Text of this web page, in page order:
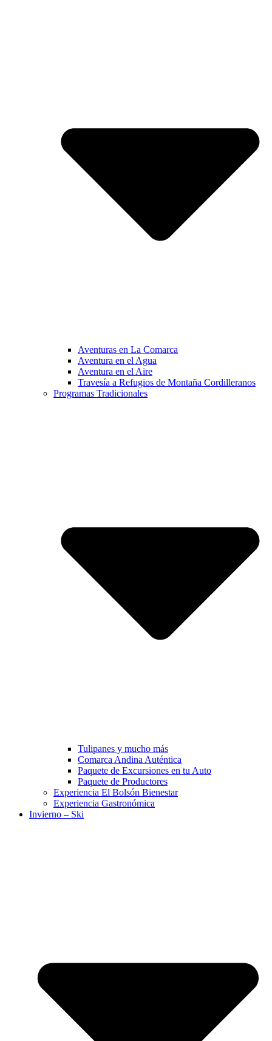
Aventuras en La Comarca
Aventura en el Agua
Aventura en el Aire
Travesía a Refugios de Montaña Cordilleranos
Programas Tradicionales
Tulipanes y mucho más
Comarca Andina Auténtica
Paquete de Excursiones en tu Auto
Paquete de Productores
Experiencia El Bolsón Bienestar
Experiencia Gastronómica
Invierno – Ski